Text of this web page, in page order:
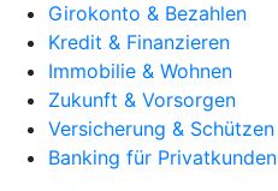
Girokonto & Bezahlen
Kredit & Finanzieren
Immobilie & Wohnen
Zukunft & Vorsorgen
Versicherung & Schützen
Banking für Privatkunden